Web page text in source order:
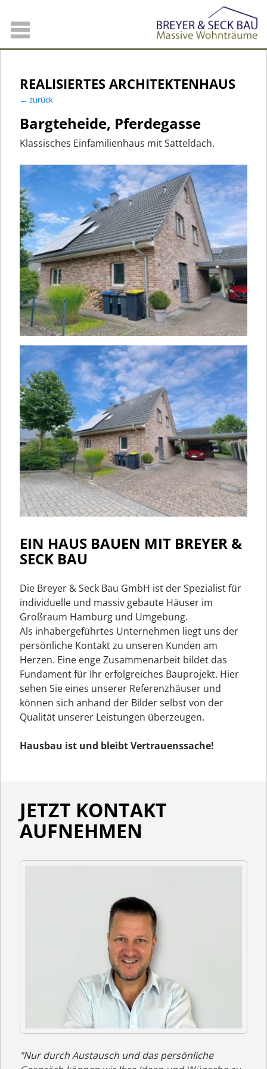
REALISIERTES ARCHITEKTENHAUS
← zurück
Bargteheide, Pferdegasse
Klassisches Einfamilienhaus mit Satteldach.
EIN HAUS BAUEN MIT BREYER &
SECK BAU
Die Breyer & Seck Bau GmbH ist der Spezialist für
individuelle und massiv gebaute Häuser im
Großraum Hamburg und Umgebung.
Als inhabergeführtes Unternehmen liegt uns der
persönliche Kontakt zu unseren Kunden am
Herzen. Eine enge Zusammenarbeit bildet das
Fundament für Ihr erfolgreiches Bauprojekt. Hier
sehen Sie eines unserer Referenzhäuser und
können sich anhand der Bilder selbst von der
Qualität unserer Leistungen überzeugen.
Hausbau ist und bleibt Vertrauenssache!
JETZT KONTAKT
AUFNEHMEN
"Nur durch Austausch und das persönliche